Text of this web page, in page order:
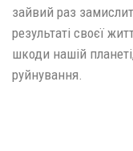
зайвий раз
результаті своєї
шкоди нашій
руйнування.